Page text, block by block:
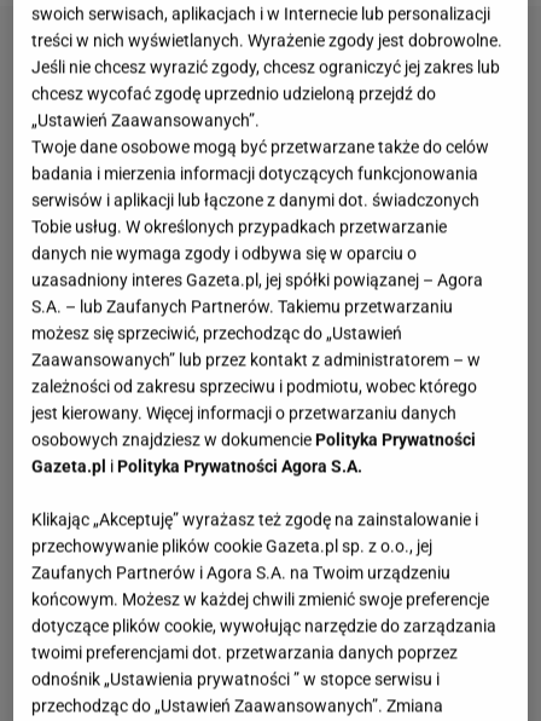
swoich serwisach, aplikacjach i w Internecie lub personalizacji
treści w nich wyświetlanych. Wyrażenie zgody jest dobrowolne.
Jeśli nie chcesz wyrazić zgody, chcesz ograniczyć jej zakres lub
chcesz wycofać zgodę uprzednio udzieloną przejdź do
„Ustawień Zaawansowanych”.
Twoje dane osobowe mogą być przetwarzane także do celów
badania i mierzenia informacji dotyczących funkcjonowania
serwisów i aplikacji lub łączone z danymi dot. świadczonych
Tobie usług. W określonych przypadkach przetwarzanie
danych nie wymaga zgody i odbywa się w oparciu o
uzasadniony interes Gazeta.pl, jej spółki powiązanej – Agora
S.A. – lub Zaufanych Partnerów. Takiemu przetwarzaniu
możesz się sprzeciwić, przechodząc do „Ustawień
Zaawansowanych” lub przez kontakt z administratorem – w
zależności od zakresu sprzeciwu i podmiotu, wobec którego
jest kierowany. Więcej informacji o przetwarzaniu danych
osobowych znajdziesz w dokumenciePolityka Prywatności
Gazeta.pl iPolityka Prywatności Agora S.A.
Klikając „Akceptuję” wyrażasz też zgodę na zainstalowanie i
przechowywanie plików cookie Gazeta.pl sp. z o.o., jej
Zaufanych Partnerów i Agora S.A. na Twoim urządzeniu
końcowym. Możesz w każdej chwili zmienić swoje preferencje
dotyczące plików cookie, wywołując narzędzie do zarządzania
twoimi preferencjami dot. przetwarzania danych poprzez
odnośnik „Ustawienia prywatności ” w stopce serwisu i
przechodząc do „Ustawień Zaawansowanych”. Zmiana